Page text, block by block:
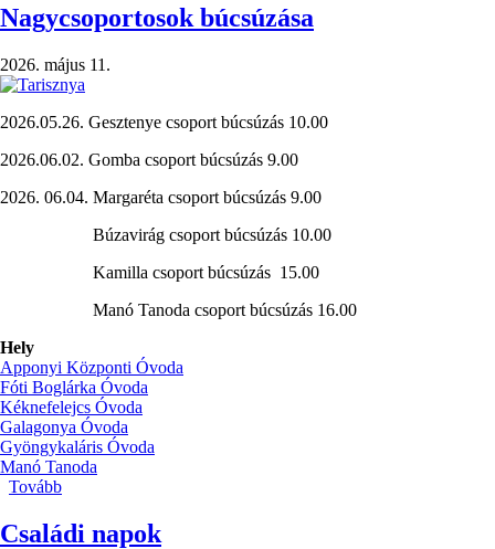
/leendő
kiscsoportosok,
bölcsödések/)
Nagycsoportosok búcsúzása
2026. május 11.
2026.05.26. Gesztenye csoport búcsúzás 10.00
2026.06.02. Gomba csoport búcsúzás 9.00
2026. 06.04. Margaréta csoport búcsúzás 9.00
Búzavirág csoport búcsúzás 10.00
Kamilla csoport búcsúzás 15.00
Manó Tanoda csoport búcsúzás 16.00
Hely
Apponyi Központi Óvoda
Fóti Boglárka Óvoda
Kéknefelejcs Óvoda
Galagonya Óvoda
Gyöngykaláris Óvoda
Manó Tanoda
Tovább
Családi napok